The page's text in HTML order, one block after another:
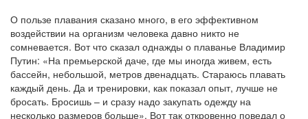
О пользе плавания сказано много, в его эффективном
воздействии на организм человека давно никто не
сомневается. Вот что сказал однажды о плаванье Владимир
Путин: «На премьерской даче, где мы иногда живем, есть
бассейн, небольшой, метров двенадцать. Стараюсь плавать
каждый день. Да и тренировки, как показал опыт, лучше не
бросать. Бросишь – и сразу надо закупать одежду на
несколько размеров больше». Вот так откровенно поведал о